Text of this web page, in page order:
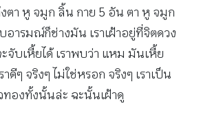
ตา หู จมูก ลิ้น กาย 5 อัน ตา หู จมูก
อารมณ์ก็ช่างมัน เราเฝ้าอยู่ที่จิตดวง
ะจับเหี้ยได้ เราพบว่า แหม มันเหี้ย
าดีๆ จริงๆ ไม่ใช่หรอก จริงๆ เราเป็น
ทองทั้งนั้นล่ะ ฉะนั้นเฝ้าดู